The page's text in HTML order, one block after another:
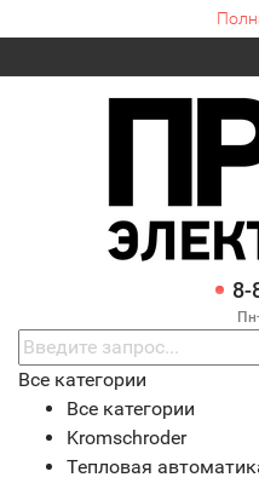
8-
Все категории
Все категории
Kromschroder
Тепловая